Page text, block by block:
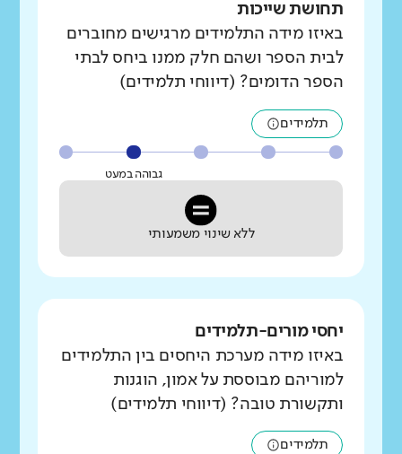
תחושת שייכות
באיזו מידה התלמידים מרגישים מחוברים
לבית הספר ושהם חלק ממנו ביחס לבתי
הספר הדומים? (דיווחי תלמידים)
תלמידים
גבוהה במעט
ללא שינוי משמעותי
יחסי מורים-תלמידים
באיזו מידה מערכת היחסים בין התלמידים
למוריהם מבוססת על אמון, הוגנות
ותקשורת טובה? (דיווחי תלמידים)
תלמידים